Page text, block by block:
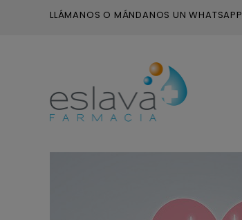
LLÁMANOS O MÁNDANOS UN WHATSAPP